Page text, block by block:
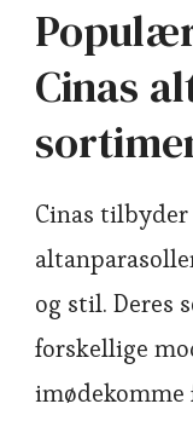
Cinas
Cinas
og stil. Deres
forskellige
imødekomme